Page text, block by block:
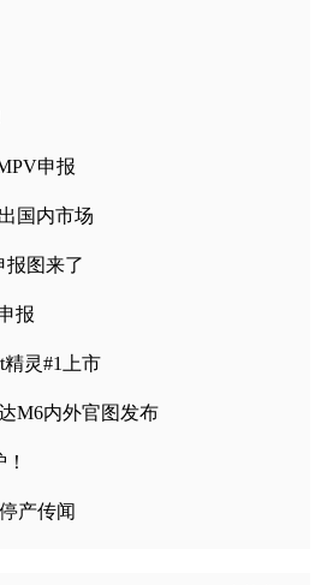
申报
国内市场
报图来了
报
精灵#1上市
M6内外官图发布
产传闻